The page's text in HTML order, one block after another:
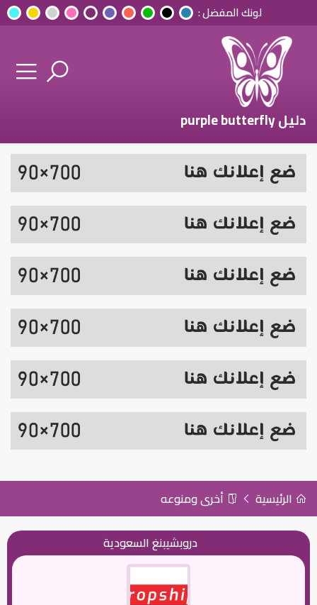
لونك المفضل :
دليل purple butterfly
الرئيسية أخرى ومنوعه
دروبشيبنغ السعودية